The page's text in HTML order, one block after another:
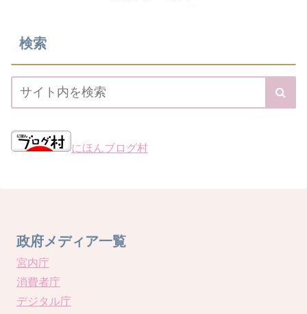
検索
にほんブログ村
政府メディア一覧
宮内庁
消費者庁
デジタル庁